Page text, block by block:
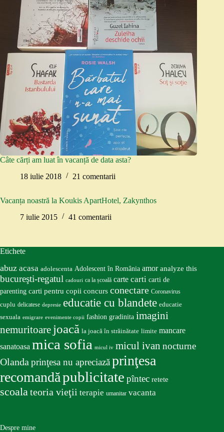
Câte cărți am luat în vacanță de data asta?
18 iulie 2018
21 comentarii
Vacanța noastră la Koukis ApartHotel, Zakynthos
7 iulie 2015
41 comentarii
Etichete
abuz acasa adolescenta Adolescent în România amor analyze this
bucureşti-regatul cadouri ca la școală carte carti carti de
parenting carti pentru copii concurs conectare Coronavirus
cuplu delicatese depresie educatie cu blandete educatie
sexuala emigrare evenimente copii fashion gradinita imagini
nemuritoare joacă la joacă în străinătate limite mancare
sanatoasa mica sofia micul iv micul ivan nocturne
Olandaprinţesa nu apreciazăprinţesa
recomandăpublicitate pîntec retete
scoalateoria vieţii terapie umanitar vacanta
Despre mine